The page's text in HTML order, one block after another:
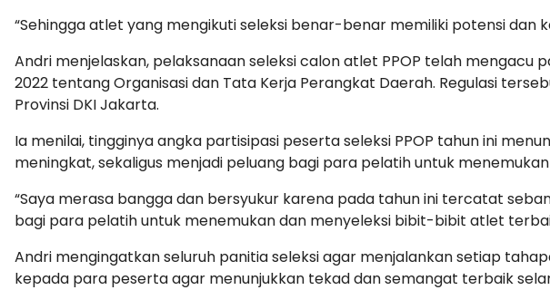
“Sehingga atlet yang mengikuti seleksi benar-benar memiliki potensi dan
Andri menjelaskan, pelaksanaan seleksi calon atlet PPOP telah
2022 tentang Organisasi dan Tata Kerja Perangkat Daerah. Regulasi
Provinsi DKI Jakarta.
Ia menilai, tingginya angka partisipasi peserta seleksi PPOP tahun ini
meningkat, sekaligus menjadi peluang bagi para pelatih untuk
“Saya merasa bangga dan bersyukur karena pada tahun ini tercatat
bagi para pelatih untuk menemukan dan menyeleksi bibit-bibit atlet
Andri mengingatkan seluruh panitia seleksi agar menjalankan setiap
kepada para peserta agar menunjukkan tekad dan semangat terbaik